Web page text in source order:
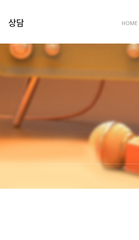
HOME
상담
상담예약
묻고답하기